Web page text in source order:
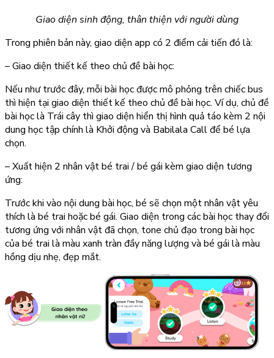
Giao diện sinh động, thân thiện với người dùng
Trong phiên bản này, giao diện app có 2 điểm cải tiến đó là:
– Giao diện thiết kế theo chủ đề bài học:
Nếu như trước đây, mỗi bài học được mô phỏng trên chiếc bus
thì hiện tại giao diện thiết kế theo chủ đề bài học. Ví dụ, chủ đề
bài học là Trái cây thì giao diện hiển thị hình quả táo kèm 2 nội
dung học tập chính là Khởi động và Babilala Call để bé lựa
chọn.
– Xuất hiện 2 nhân vật bé trai / bé gái kèm giao diện tương
ứng:
Trước khi vào nội dung bài học, bé sẽ chọn một nhân vật yêu
thích là bé trai hoặc bé gái. Giao diện trong các bài học thay đổi
tương ứng với nhân vật đã chọn, tone chủ đạo trong bài học
của bé trai là màu xanh tràn đầy năng lượng và bé gái là màu
hồng dịu nhẹ, đẹp mắt.